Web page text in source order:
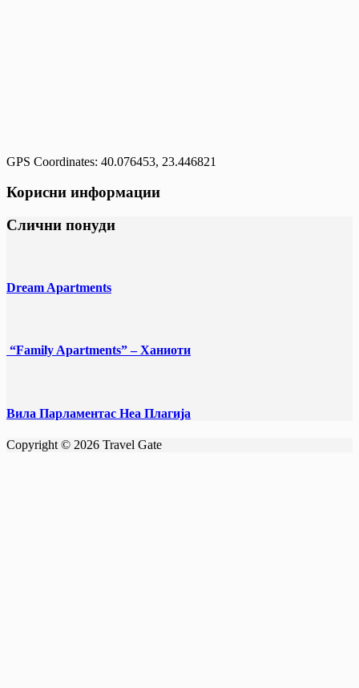
GPS Coordinates: 40.076453, 23.446821
Корисни информации
Слични понуди
Dream Apartments
“Family Apartments” – Ханиоти
Вила Парламентас Неа Плагија
Copyright © 2026 Travel Gate